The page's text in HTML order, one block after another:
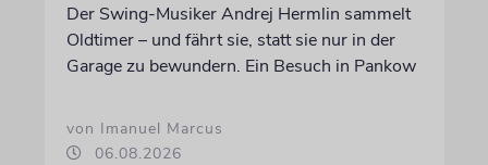
Der Swing-Musiker Andrej Hermlin sammelt
Oldtimer – und fährt sie, statt sie nur in der
Garage zu bewundern. Ein Besuch in Pankow
von Imanuel Marcus
06.08.2026